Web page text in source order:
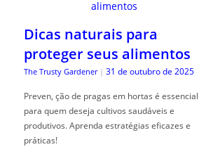
Dicas naturais para
proteger seus alimentos
The Trusty Gardener | 31 de outubro de 2025
Preven, ção de pragas em hortas é essencial
para quem deseja cultivos saudáveis e
produtivos. Aprenda estratégias eficazes e
práticas!